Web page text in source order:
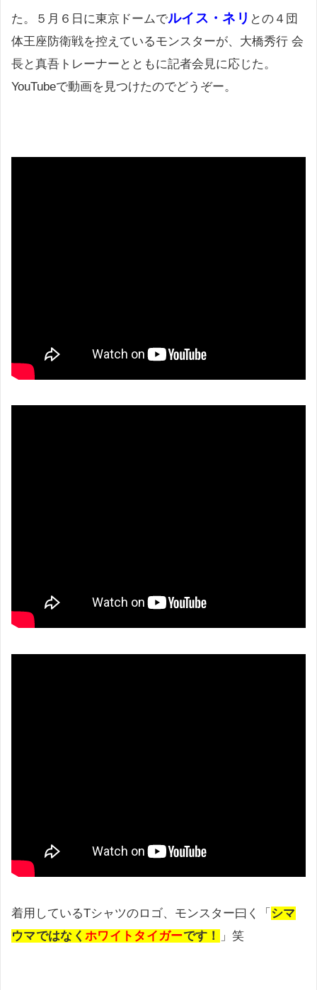
た。５月６日に東京ドームでルイス・ネリ との４団
体王座防衛戦を控えているモンスターが、大橋秀行 会
長と真吾トレーナーとともに記者会見に応じた。
YouTubeで動画を見つけたのでどうぞー。
着用しているTシャツのロゴ、モンスター曰く「 シマ
ウマではなくホワイトタイガーです！ 」笑